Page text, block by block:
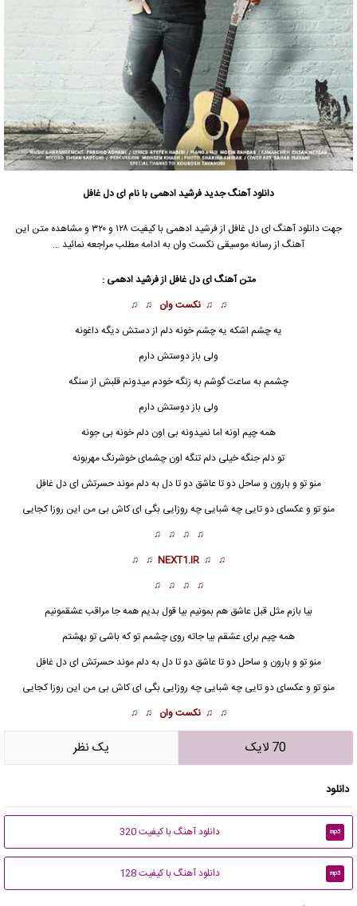
دانلود آهنگ جدیدفرشید ادهمی با نام ای دل غافل
جهت دانلود آهنگ ای دل غافل ازفرشید ادهمی
با کیفیت ۱۲۸ و ۳۲۰ و مشاهده متن این
آهنگ از رسانه موسیقی نکست وان به ادامه مطلب مراجعه نمائید …
متن آهنگ ای دل غافل ازفرشید ادهمی :
♫ ♫نکست وان ♫ ♫
یه چشم اشکه یه چشم خونه دلم از دستش دیگه داغونه
ولی باز دوستش دارم
چشمم به ساعت گوشم به زنگه خودم میدونم قلبش از سنگه
ولی باز دوستش دارم
همه چیم اونه اما نمیدونه بی اون دلم خونه بی جونه
تو دلم جنگه خیلی دلم تنگه اون چشمای خوشرنگ مهربونه
منو تو و بارون و ساحل دو تا عاشق دو تا دل به دلم موند حسرتش ای دل غافل
منو تو و عکسای دو تایی چه شبایی چه روزایی بگی ای کاش بی من این روزا کجایی
♫ ♫ ♫ ♫
♫ ♫
NEXT1.IR
♫ ♫
♫ ♫ ♫ ♫
بیا بازم مثل قبل عاشق هم بمونیم بیا قول بدیم همه جا مراقب عشقمونیم
همه چیم برای عشقم بیا جاته روی چشمم تو که باشی تو بهشتم
منو تو و بارون و ساحل دو تا عاشق دو تا دل به دلم موند حسرتش ای دل غافل
منو تو و عکسای دو تایی چه شبایی چه روزایی بگی ای کاش بی من این روزا کجایی
♫ ♫نکست وان ♫ ♫
70 لایک يک نظر
دانلود
mp3 دانلود آهنگ با کیفیت 320
mp3 دانلود آهنگ با کیفیت 128